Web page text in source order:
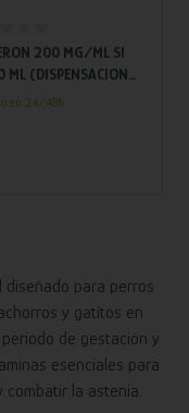
200 MG/ML SI
ML (DISPENSACION
en 24/48h
diseñado para perros
y gatitos en
de gestación y
esenciales para
combatir la astenia.